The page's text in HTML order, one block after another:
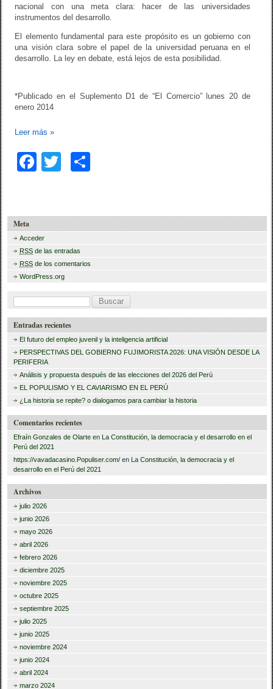
nacional con una meta clara: hacer de las universidades
instrumentos del desarrollo.
El elemento fundamental para este propósito es un gobierno con
una visión clara sobre el papel de la universidad peruana en el
desarrollo. La ley en debate, está lejos de esta posibilidad.
*Publicado en el Suplemento D1 de “El Comercio” lunes 20 de
enero 2014
Leer más»
F
e
b
o
o
k
T
er p
tir
Meta
Acceder
RSS de las entradas
RSS de los comentarios
WordPress.org
B
u
s
c
a
:
Entradas recientes
El futuro del empleo juvenil y la inteligencia artificial
PERSPECTIVAS DEL GOBIERNO FUJIMORISTA 2026: UNA VISIÓN DESDE LA
PERIFERIA
Análisis y propuesta después de las elecciones del 2026 del Perú
EL POPULISMO Y EL CAVIARISMO EN EL PERÚ
¿La historia se repite? o dialogamos para cambiar la historia
Comentarios recientes
Efraín Gonzales de Olarte en La Constitución, la democracia y el desarrollo en el
Perú del 2021
https://vavadacasino.Populiser.com/ en La Constitución, la democracia y el
desarrollo en el Perú del 2021
Archivos
julio 2026
junio 2026
mayo 2026
abril 2026
febrero 2026
diciembre 2025
noviembre 2025
octubre 2025
septiembre 2025
julio 2025
junio 2025
noviembre 2024
junio 2024
abril 2024
marzo 2024